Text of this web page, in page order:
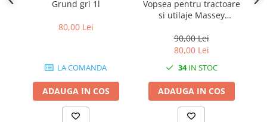
1.7.3. Simeringuri sistem franare
1.7.4. Piese si accesorii frana
Grund gri 1l
80,00 Lei
LA COMANDA
ADAUGA IN COS
Vopsea pentru tractoare
si utilaje Massey
90,00 Lei
80,00 Lei
34IN STOC
ADAUGA IN COS